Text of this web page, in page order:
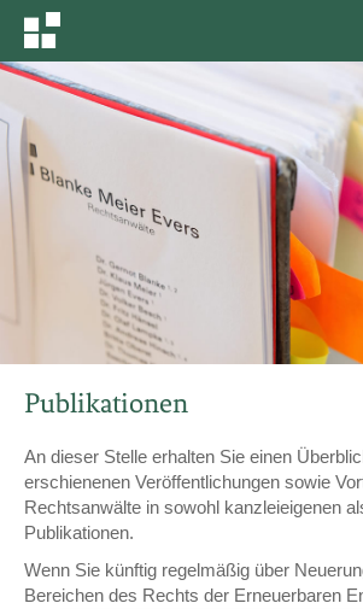
Publikationen
An dieser Stelle erhalten Sie einen
erschienenen Veröffentlichungen sowie
Rechtsanwälte in sowohl kanzleieigenen
Publikationen.
Wenn Sie künftig regelmäßig über
Bereichen des Rechts der Erneuerbaren